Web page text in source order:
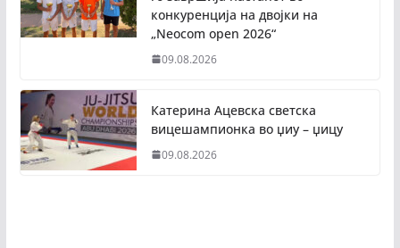
конкуренција на двојки на
„Neocom open 2026“
09.08.2026
Катерина Ацевска светска
вицешампионка во џиу – џицу
09.08.2026